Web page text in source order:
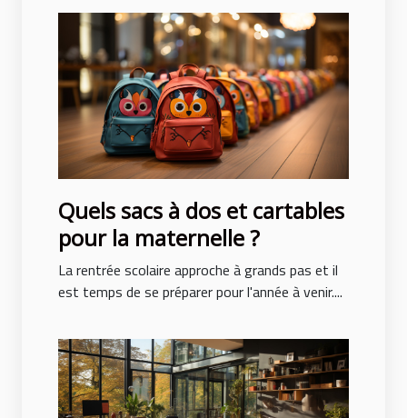
Quels sacs à dos et cartables
pour la maternelle ?
La rentrée scolaire approche à grands pas et il
est temps de se préparer pour l'année à venir....